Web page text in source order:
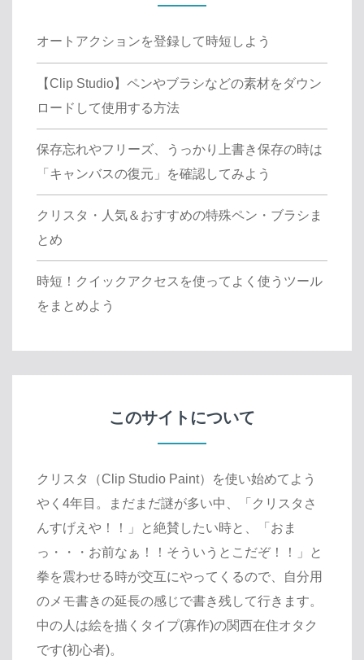
オートアクションを登録して時短しよう
【Clip Studio】ペンやブラシなどの素材をダウン
ロードして使用する方法
保存忘れやフリーズ、うっかり上書き保存の時は
「キャンバスの復元」を確認してみよう
クリスタ・人気＆おすすめの特殊ペン・ブラシま
とめ
時短！クイックアクセスを使ってよく使うツール
をまとめよう
このサイトについて
クリスタ（Clip Studio Paint）を使い始めてよう
やく4年目。まだまだ謎が多い中、「クリスタさ
んすげえや！！」と絶賛したい時と、「おま
っ・・・お前なぁ！！そういうとこだぞ！！」と
拳を震わせる時が交互にやってくるので、自分用
のメモ書きの延長の感じで書き残して行きます。
中の人は絵を描くタイプ(寡作)の関西在住オタク
です(初心者)。